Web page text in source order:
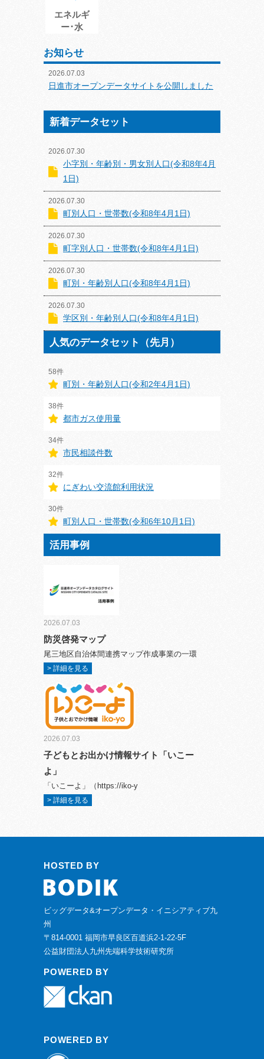
エネルギ
ー･水
お知らせ
2026.07.03
日進市オープンデータサイトを公開しました
新着データセット
2026.07.30
小字別・年齢別・男女別人口(令和8年4月
1日)
2026.07.30
町別人口・世帯数(令和8年4月1日)
2026.07.30
町字別人口・世帯数(令和8年4月1日)
2026.07.30
町別・年齢別人口(令和8年4月1日)
2026.07.30
学区別・年齢別人口(令和8年4月1日)
人気のデータセット（先月）
58件
町別・年齢別人口(令和2年4月1日)
38件
都市ガス使用量
34件
市民相談件数
32件
にぎわい交流館利用状況
30件
町別人口・世帯数(令和6年10月1日)
活用事例
2026.07.03
防災啓発マップ
尾三地区自治体間連携マップ作成事業の一環
> 詳細を見る
2026.07.03
子どもとお出かけ情報サイト「いこー
よ」
「いこーよ」（https://iko-y
> 詳細を見る
HOSTED BY
ビッグデータ&オープンデータ・イニシアティブ九
州
〒814-0001 福岡市早良区百道浜2-1-22-5F
公益財団法人九州先端科学技術研究所
POWERED BY
POWERED BY